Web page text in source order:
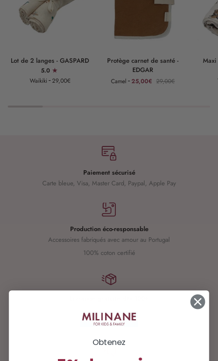
de
Lot de 2 langes - GASPARD
5.0
Waikiki
29,00€
Protège
carnet
santé
Protège carnet de santé -
EDGAR
Camel 25,00€ 29,00€
lange
Maxi
Paiement sécurisé
Carte bleue, Visa, Master Card, Paypal, Apple Pay
Production éco-responsable
Accessoires fabriqués avec amour au Portugal
100% coton certifié
avec Mondial Relay
Obtenez